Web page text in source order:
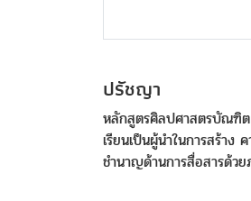
ปรัชญา
หลักสูตรศิลปศาสตรบัณฑิต
เรียนเป็นผู้นำในการสร้าง
ชำนาญด้านการสื่อสารด้ว